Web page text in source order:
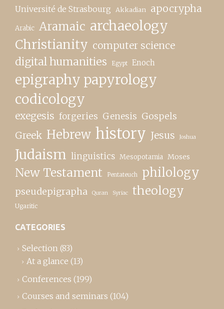
Université de Strasbourg Akkadian apocrypha
Arabic Aramaic archaeology
Christianity computer science
digital humanities Egypt Enoch
epigraphy papyrology
codicology
exegesis forgeries Genesis Gospels
Greek Hebrew history Jesus Joshua
Judaism linguistics Mesopotamia Moses
New Testament Pentateuch philology
pseudepigrapha Quran Syriac theology
Ugaritic
CATEGORIES
Selection (83)
At a glance (13)
Conferences (199)
Courses and seminars (104)